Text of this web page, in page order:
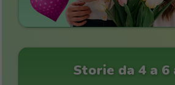
Storie da 4 a 6